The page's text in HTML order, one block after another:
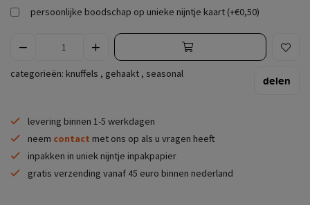
persoonlijke boodschap op unieke nijntje kaart (+€0,50)
categorieën: knuffels , gehaakt , seasonal
delen
levering binnen 1-5 werkdagen
neem contact met ons op als u vragen heeft
inpakken in uniek nijntje inpakpapier
gratis verzending vanaf 45 euro binnen nederland